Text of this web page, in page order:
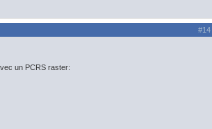
#14
un PCRS raster: